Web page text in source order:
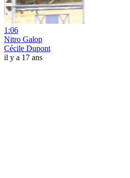
1:06
Nitro Galop
Cécile Dupont
il y a 17 ans